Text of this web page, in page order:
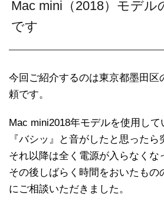
Mac mini（2018）モデル
です
今回ご紹介するのは東京都墨田区
頼です。
Mac mini2018年モデルを使用して
『バシッ』と音がしたと思ったら
それ以降は全く電源が入らなくな
その後しばらく時間をおいたもの
にご相談いただきました。